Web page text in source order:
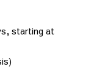
starting at